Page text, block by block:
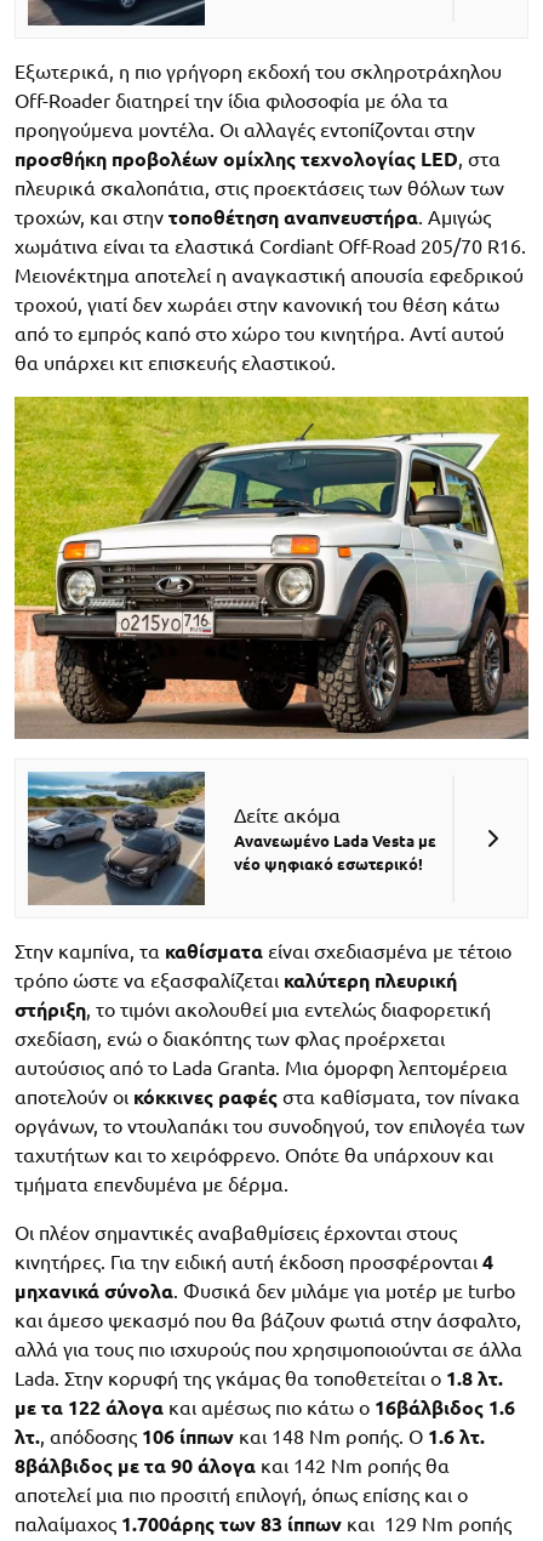
Εξωτερικά, η πιο γρήγορη εκδοχή του σκληροτράχηλου
Off-Roader διατηρεί την ίδια φιλοσοφία με όλα τα
προηγούμενα μοντέλα. Οι αλλαγές εντοπίζονται στην
προσθήκη προβολέων ομίχλης τεχνολογίας LED , στα
πλευρικά σκαλοπάτια, στις προεκτάσεις των θόλων των
τροχών, και στην τοποθέτηση αναπνευστήρα . Αμιγώς
χωμάτινα είναι τα ελαστικά Cordiant Off-Road 205/70 R16.
Μειονέκτημα αποτελεί η αναγκαστική απουσία εφεδρικού
τροχού, γιατί δεν χωράει στην κανονική του θέση κάτω
από το εμπρός καπό στο χώρο του κινητήρα. Αντί αυτού
θα υπάρχει κιτ επισκευής ελαστικού.
Δείτε ακόμα
Ανανεωμένο Lada Vesta με
νέο ψηφιακό εσωτερικό!
Στην καμπίνα, τα καθίσματα είναι σχεδιασμένα με τέτοιο
τρόπο ώστε να εξασφαλίζεται καλύτερη πλευρική
στήριξη, το τιμόνι ακολουθεί μια εντελώς διαφορετική
σχεδίαση, ενώ ο διακόπτης των φλας προέρχεται
αυτούσιος από το Lada Granta. Μια όμορφη λεπτομέρεια
αποτελούν οι κόκκινες ραφές στα καθίσματα, τον πίνακα
οργάνων, το ντουλαπάκι του συνοδηγού, τον επιλογέα των
ταχυτήτων και το χειρόφρενο. Οπότε θα υπάρχουν και
τμήματα επενδυμένα με δέρμα.
Οι πλέον σημαντικές αναβαθμίσεις έρχονται στους
κινητήρες. Για την ειδική αυτή έκδοση προσφέρονται 4
μηχανικά σύνολα. Φυσικά δεν μιλάμε για μοτέρ με turbo
και άμεσο ψεκασμό που θα βάζουν φωτιά στην άσφαλτο,
αλλά για τους πιο ισχυρούς που χρησιμοποιούνται σε άλλα
Lada. Στην κορυφή της γκάμας θα τοποθετείται ο 1.8 λτ.
με τα 122 άλογα και αμέσως πιο κάτω ο 16βάλβιδος 1.6
λτ., απόδοσης 106 ίππων και 148 Nm ροπής. Ο 1.6 λτ.
8βάλβιδος με τα 90 άλογα και 142 Nm ροπής θα
αποτελεί μια πιο προσιτή επιλογή, όπως επίσης και ο
παλαίμαχος 1.700άρης των 83 ίππων και 129 Nm ροπής